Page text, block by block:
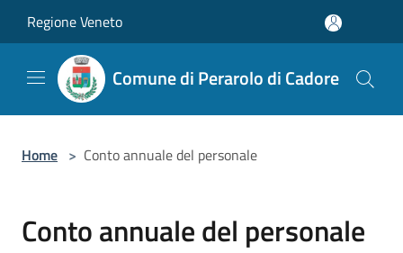
Regione Veneto
Comune di Perarolo di Cadore
Home > Conto annuale del personale
Conto annuale del personale